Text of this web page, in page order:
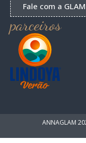
Fale com a GLAM
parceiros
ANNAGLAM